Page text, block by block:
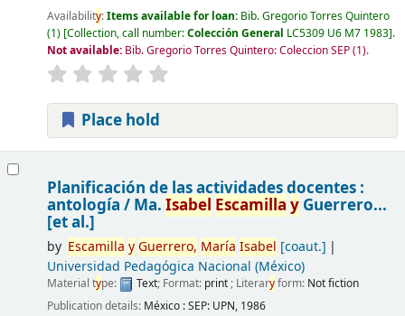
Availability:Items available for loan: Bib. Gregorio Torres Quintero
(1) Collection, call number:Colección General LC5309 U6 M7 1983 .
Not available: Bib. Gregorio Torres Quintero: Coleccion SEP(1).
Place hold
Planificación de las actividades docentes :
antología / Ma. Isabel Escamilla yGuerrero...
[et al.]
by Escamilla yGuerrero, María Isabel [coaut.]
Universidad Pedagógica Nacional (México)
Material type: Text; Format: print; Literaryform: Not fiction
Publication details: México :SEP: UPN, 1986